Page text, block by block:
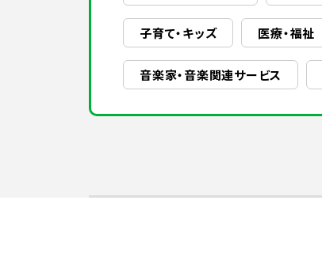
子育て・キッズ 医療・福祉
音楽家・音楽関連サービス